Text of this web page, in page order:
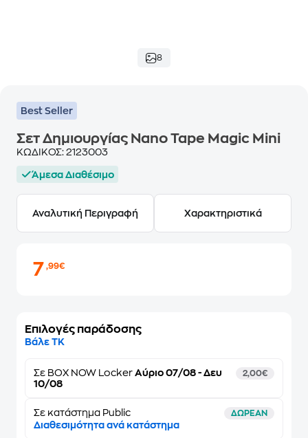
8
Best Seller
Σετ Δημιουργίας Nano Tape Magic Mini
ΚΩΔΙΚΟΣ: 2123003
Άμεσα Διαθέσιμο
Αναλυτική Περιγραφή Χαρακτηριστικά
7,99€
Επιλογές παράδοσης
Βάλε ΤΚ
Σε BOX NOW Locker Αύριο 07/08 - Δευ
10/08
2,00€
Σε κατάστημα Public ΔΩΡΕΑΝ
Διαθεσιμότητα ανά κατάστημα